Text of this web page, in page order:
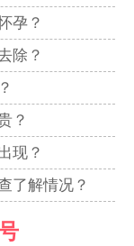
孕？
除？
？
现？
了解情况？